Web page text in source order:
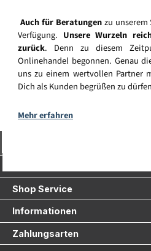
Auch für Beratungenzu unserem
Verfügung. Unsere Wurzeln
zurück. Denn zu diesem
Onlinehandel begonnen. Genau
uns zu einem wertvollen Partner
Dich als Kunden begrüßen zu
Mehr erfahren
Shop Service
Informationen
Zahlungsarten